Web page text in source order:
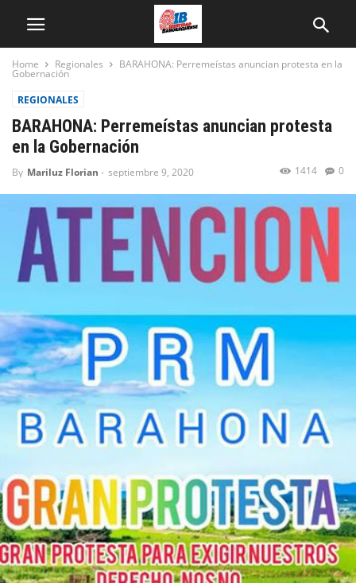
Home Regionales BARAHONA: Perremeístas anuncian protesta en la
Gobernación
REGIONALES
BARAHONA: Perremeístas anuncian protesta
en la Gobernación
By Mariluz Florian - septiembre 9, 2020 0
1414